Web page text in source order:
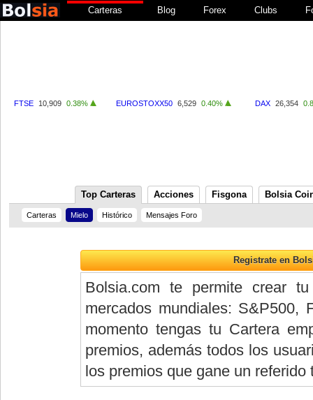
Carteras Blog Forex Clubs
FTSE 10,909 0.38% EUROSTOXX50 6,529 0.40% DAX 26,354
Top Carteras Acciones Fisgona Bolsia
Carteras Mielo Histórico Mensajes Foro
Bolsia.com te permite crear
mercados mundiales:
momento tengas tu Cartera
premios, además todos los
los premios que gane un